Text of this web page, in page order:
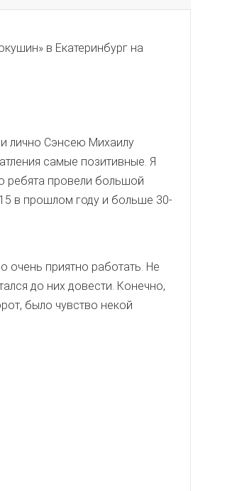
в Екатеринбург на
лично Сэнсею Михаилу
самые позитивные. Я
ребята провели большой
в прошлом году и больше 30-
очень приятно работать. Не
до них довести. Конечно,
было чувство некой